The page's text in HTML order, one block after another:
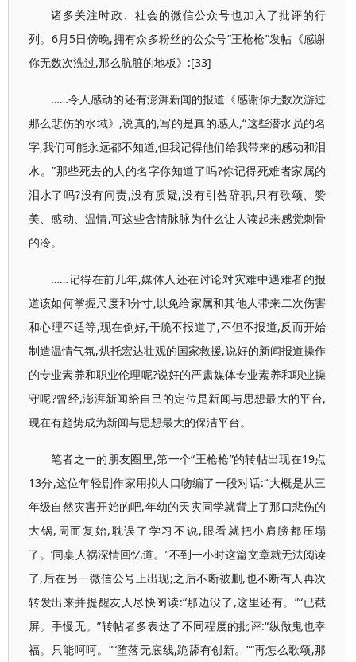
诸多关注时政、社会的微信公众号也加入了批评的行
列。6月5日傍晚,拥有众多粉丝的公众号“王枪枪”发帖《感谢
你无数次洗过,那么肮脏的地板》:[33]
……令人感动的还有澎湃新闻的报道《感谢你无数次游过
那么悲伤的水域》,说真的,写的是真的感人,“这些潜水员的名
字,我们可能永远都不知道,但我记得他们给我带来的感动和泪
水。”那些死去的人的名字你知道了吗?你记得死难者家属的
泪水了吗?没有问责,没有质疑,没有引咎辞职,只有歌颂、赞
美、感动、温情,可这些含情脉脉为什么让人读起来感觉刺骨
的冷。
……记得在前几年,媒体人还在讨论对灾难中遇难者的报
道该如何掌握尺度和分寸,以免给家属和其他人带来二次伤害
和心理不适等,现在倒好,干脆不报道了,不但不报道,反而开始
制造温情气氛,烘托宏达壮观的国家救援,说好的新闻报道操作
的专业素养和职业伦理呢?说好的严肃媒体专业素养和职业操
守呢?曾经,澎湃新闻给自己的定位是新闻与思想最大的平台,
现在有趋势成为新闻与思想最大的保洁平台。
笔者之一的朋友圈里,第一个“王枪枪”的转帖出现在19点
13分,这位年轻剧作家用拟人口吻编了一段对话:“‘大概是从三
年级自然灾害开始的吧,年幼的天灾同学就背上了那口悲伤的
大锅,周而复始,耽误了学习不说,眼看就把小肩膀都压塌
了。’同桌人祸深情回忆道。”不到一小时这篇文章就无法阅读
了,后在另一微信公号上出现;之后不断被删,也不断有人再次
转发出来并提醒友人尽快阅读:“那边没了,这里还有。”“已截
屏。手慢无。”转帖者多表达了不同程度的批评:“纵做鬼也幸
福。只能呵呵。”“堕落无底线,跪舔有创新。”“再怎么歌颂,那